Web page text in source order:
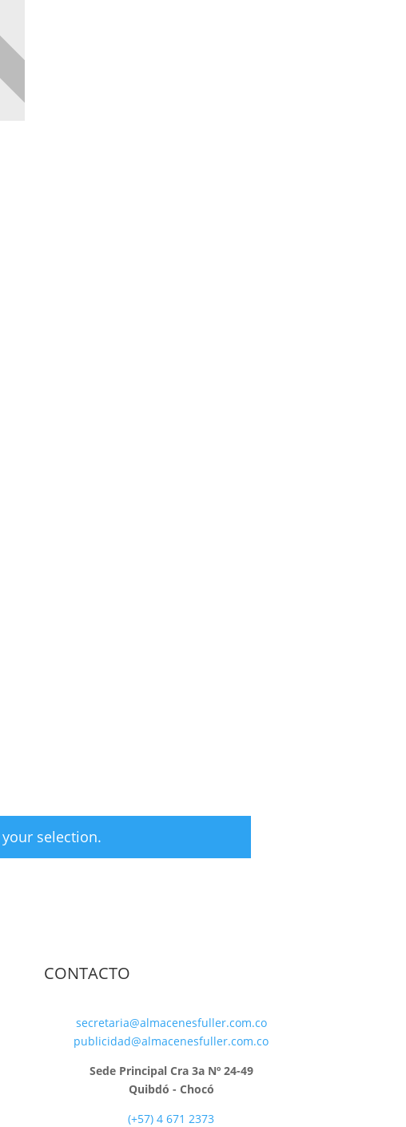
selection.
CONTACTO
secretaria@almacenesfuller.com.co
publicidad@almacenesfuller.com.co
Sede Principal Cra 3a Nº 24-49
Quibdó - Chocó
(+57) 4 671 2373